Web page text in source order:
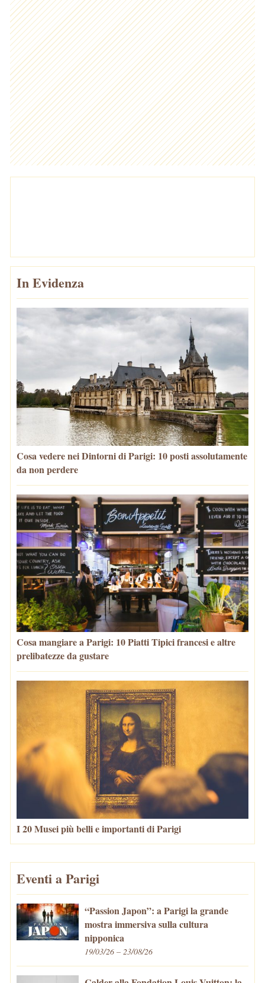
In Evidenza
Cosa vedere nei Dintorni di Parigi: 10 posti assolutamente
da non perdere
Cosa mangiare a Parigi: 10 Piatti Tipici francesi e altre
prelibatezze da gustare
I 20 Musei più belli e importanti di Parigi
Eventi a Parigi
“Passion Japon”: a Parigi la grande
mostra immersiva sulla cultura
nipponica
19/03/26 – 23/08/26